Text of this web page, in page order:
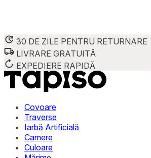
30 DE ZILE PENTRU RETURNARE
LIVRARE GRATUITĂ
EXPEDIERE RAPIDĂ
Covoare
Traverse
Iarbă Artificială
Camere
Culoare
Folosim cookie-uri pentru a
Împărtășim informații despre
combina aceste informații cu
stochează date care permit